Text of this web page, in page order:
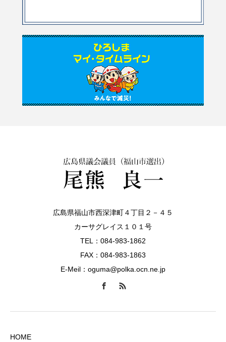
広島県福山市西深津町４丁目２－４５
カーサグレイス１０１号
TEL：084-983-1862
FAX：084-983-1863
E-Meil：oguma@polka.ocn.ne.jp
HOME